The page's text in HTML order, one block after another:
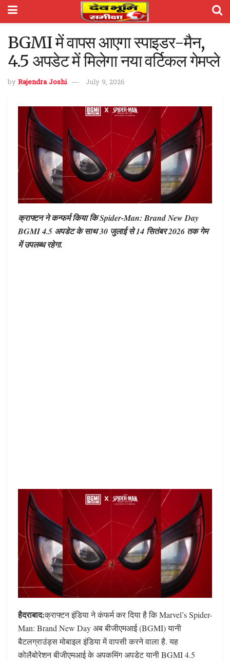
BGMI में वापस आएगा स्पाइडर-मैन,
4.5 अपडेट में मिलेगा नया वर्टिकल गेमप्ले
by Rajendra Joshi July 9, 2026
क्राफ्टन ने कन्फर्म किया कि Spider-Man: Brand New Day
BGMI 4.5 अपडेट के साथ 30 जुलाई से 14 सितंबर 2026 तक गेम
में उपलब्ध रहेगा.
हैदराबाद:क्राफ्टन इंडिया ने कंफर्म कर दिया है कि Marvel’s Spider-
Man: Brand New Day अब बीजीएमआई (BGMI) यानी
बैटलग्राउंड्स मोबाइल इंडिया में वापसी करने वाला है. यह
कोलैबोरेशन बीजीएमआई के अपकमिंग अपडेट यानी BGMI 4.5